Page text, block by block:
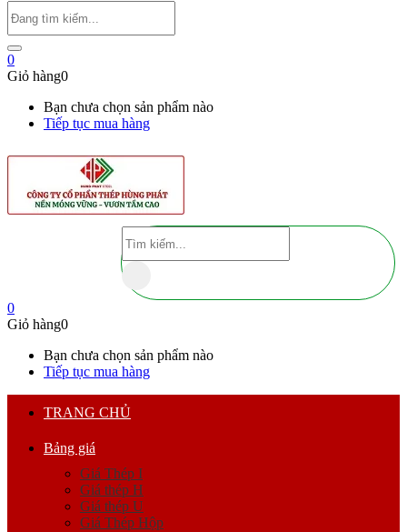
0
Giỏ hàng0
Bạn chưa chọn sản phẩm nào
Tiếp tục mua hàng
0
Giỏ hàng0
Bạn chưa chọn sản phẩm nào
Tiếp tục mua hàng
TRANG CHỦ
Bảng giá
Giá Thép I
Giá thép H
Giá thép U
Giá Thép Hộp